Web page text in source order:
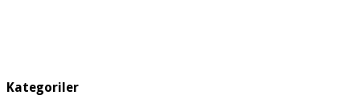
Kategoriler